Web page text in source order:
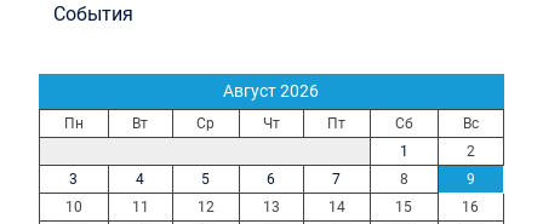
События
Август 2026
Пн Вт Ср Чт Пт Сб
Вс
1
2
3
4 5 6 7 8
9
10
11 12 13 14 15
16